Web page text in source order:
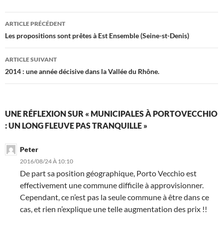
Navigation
des
articles
ARTICLE PRÉCÉDENT
Les propositions sont prêtes à Est Ensemble (Seine-st-Denis)
ARTICLE SUIVANT
2014 : une année décisive dans la Vallée du Rhône.
UNE RÉFLEXION SUR « MUNICIPALES À PORTOVECCHIO
: UN LONG FLEUVE PAS TRANQUILLE »
Peter
2016/08/24 À 10:10
De part sa position géographique, Porto Vecchio est
effectivement une commune difficile à approvisionner.
Cependant, ce n’est pas la seule commune à être dans ce
cas, et rien n’explique une telle augmentation des prix !!